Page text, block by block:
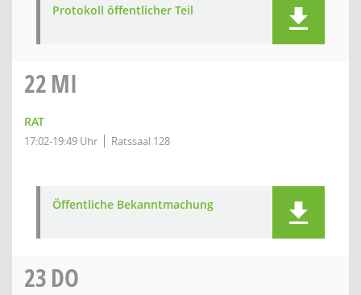
Protokoll öffentlicher Teil
22MI
RAT
17:02-19:49 Uhr Ratssaal 128
Öffentliche Bekanntmachung
23DO